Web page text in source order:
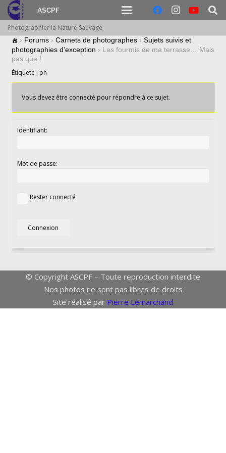
ASCPF
Photographier la Nature Sauvage
› Forums › Carnets de photographes › Sujets suivis et
photographies d’exception › Les fourmis de ma terrasse… Mais
pas que !
Étiqueté : ph
Vous devez être connecté pour répondre à ce sujet.
Identifiant:
Mot de passe:
Rester connecté
Connexion
© Copyright ASCPF – Toute reproduction interdite
Nos photos ne sont pas libres de droits
Site réalisé par Pierre Lemarchand